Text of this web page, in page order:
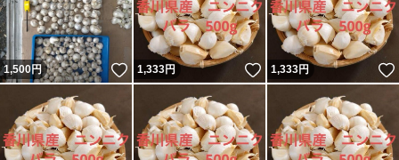
1,500円 いいね！
1,333円 いいね！
1,333円